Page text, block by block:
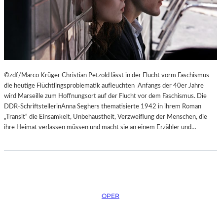
©zdf/Marco Krüger Christian Petzold lässt in der Flucht vorm Faschismus
die heutige Flüchtlingsproblematik aufleuchten Anfangs der 40er Jahre
wird Marseille zum Hoffnungsort auf der Flucht vor dem Faschismus. Die
DDR-SchriftstellerinAnna Seghers thematisierte 1942 in ihrem Roman
„Transit“ die Einsamkeit, Unbehaustheit, Verzweiflung der Menschen, die
ihre Heimat verlassen müssen und macht sie an einem Erzähler und…
OPER